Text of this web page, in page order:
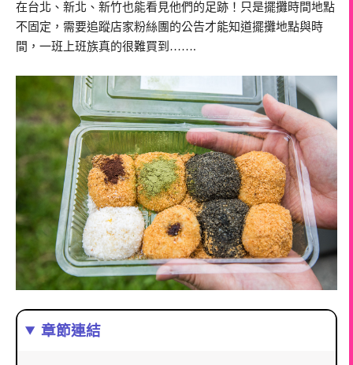
在台北、新北、新竹也能看見他們的足跡！只是擺攤時間地點
不固定，需要追蹤店家粉絲團的公告才能知道擺攤地點與時
間，一班上班族真的很難買到…….
章節連結